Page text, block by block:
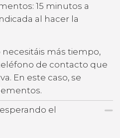
15 minutos a
al hacer la
más tiempo,
de contacto que
En este caso, se
el